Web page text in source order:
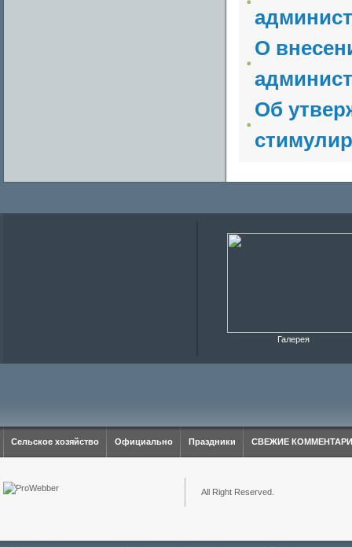
О
Об
Галерея
Сельское хозяйство Официально Праздники СВЕЖИЕ
All Right Reserved.